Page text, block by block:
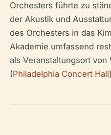
Orchesters führte zu
der Akustik und
des Orchesters in das
Akademie umfassend
als Veranstaltungsort von
(Philadelphia Concert Hall